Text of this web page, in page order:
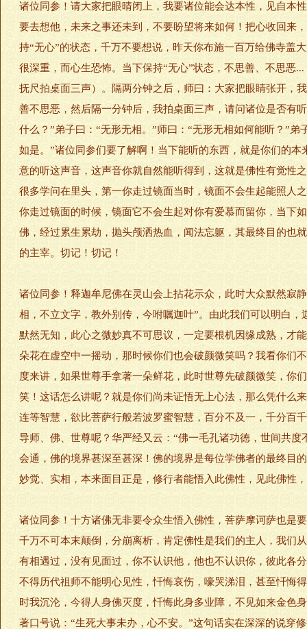
诸位同参！请大家把眼晴闭上，我要诸位能会达本性，见自本
要去想他，未来之事还未到，不要盼望将来如何！把心收回来
持“无心”的状态，千万不要想说，昨天你布施一百万给佛寺盖
很深重，而心生恐怖。当下保持“无心”状态，不思善、不思恶
抚尺拍桌面三声）。隔两分钟之后，师曰：大家把眼睛张开，
善不思恶，然后隔一分钟后，我拍桌面三声，请问诸位是否有
什么？”弟子曰：“无形无相。”师曰：“无形无相如何能听？”
如是。”诸位同参们要了解啊！当下能听的东西，就是你们的
意的听这声音，这声音你就自然能听得到，这就是佛性有觉性
很多学问在里头，第一你走过镜面当时，镜面不会生起能照人
你走过镜面的时候，镜面它不会生起对你有爱慕而留你，当下
佛，经过累生累劫，抛头颅洒热血，闻法忘躯，其最终目的也
的主宰。切记！切记！
诸位同参！释迦牟尼佛在灵山会上拈花示众，此时大众默然寂
相，不立文字，教外别传，今咐嘱迦叶”。由此我们可以明白
默然无知，此心之微妙真不可思议，一定要根机因缘成熟，才
朵花在虚空中一摇动，那时候你们也会破颜微笑吗？我看你们
度来讲，如果世尊手拿著一朵鲜花，此时世尊先破颜微笑，你
笑！这话怎么讲呢？就是你们尚未证悟无上心法，那么凭什么
连等智慧，欲比菩萨行般若波罗蜜智慧，百分不及一，千分百
导师、佛、世尊呢？华严经又云：“佛一毛孔诸功德，世间共
会通，佛的境界甚深至甚深！佛的境界是每位学佛者的最终目
妙觉、实相，本来面目正是，修行者能悟入此佛性，见此佛性
诸位同参！十方诸佛无非要令众生悟入佛性，菩萨摩诃萨也是
千万不可本末颠倒，分崩离析，肯定佛性是我们的主人，我们
有相遇过，没有见面过，你不认识他，他也不认识你，彼此各
不得历代祖师不能明心见性，忏悔哀伤，嚎哭涕泪，甚至忏悔
时我沉沦，今得人身佛灭度，忏悔此身多业障，不见如来金色
著口号说：“生死大事未办，心不安。”这句话实在深深的说穿